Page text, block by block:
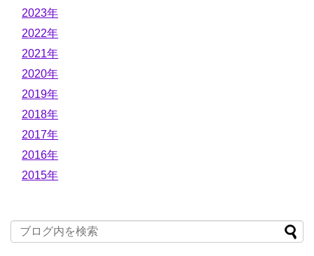
2023年
2022年
2021年
2020年
2019年
2018年
2017年
2016年
2015年